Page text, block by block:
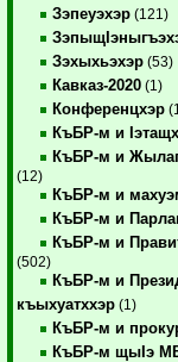
Зэпеуэхэр (121)
Зэхыхьэхэр (53)
Кавказ-2020 (1)
Конференцхэр
КъБР-м и
КъБР-м и
(12)
КъБР-м и
КъБР-м и
КъБР-м и
(502)
КъБР-м и
къыхуатххэр (1)
КъБР-м и
КъБР-м щыIэ